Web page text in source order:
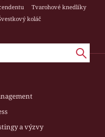
Tvarohové knedlíky
koláč
a výzvy